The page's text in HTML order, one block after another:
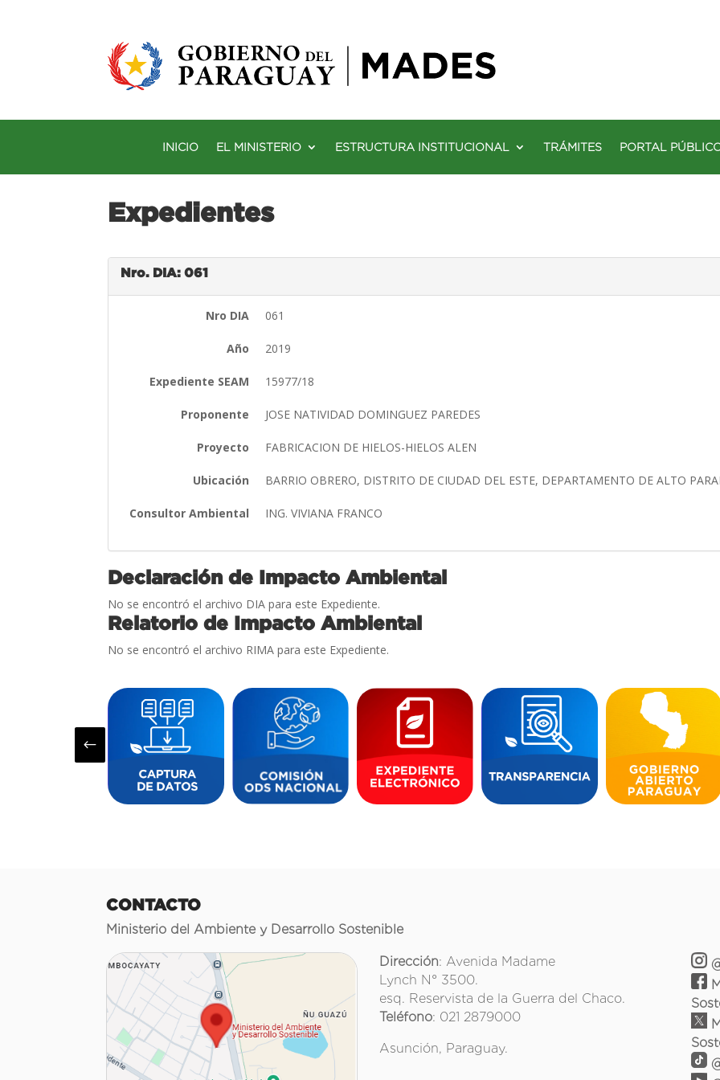
INICIO EL MINISTERIO ESTRUCTURA INSTITUCIONAL TRÁMITES PORTAL
Expedientes
Nro. DIA: 061
Nro DIA 061
Año 2019
Expediente SEAM 15977/18
Proponente JOSE NATIVIDAD DOMINGUEZ PAREDES
Proyecto FABRICACION DE HIELOS-HIELOS ALEN
Ubicación BARRIO OBRERO, DISTRITO DE CIUDAD DEL ESTE, DEPARTAMENTO DE ALTO
Consultor Ambiental ING. VIVIANA FRANCO
Declaración de Impacto Ambiental
No se encontró el archivo DIA para este Expediente.
Relatorio de Impacto Ambiental
No se encontró el archivo RIMA para este Expediente.
#
CONTACTO
Ministerio del Ambiente y Desarrollo Sostenible
Dirección: Avenida Madame
Lynch N° 3500.
esq. Reservista de la Guerra del Chaco.
Teléfono: 021 2879000
Asunción, Paraguay.